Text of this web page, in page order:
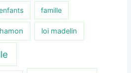
famille
loi madelin